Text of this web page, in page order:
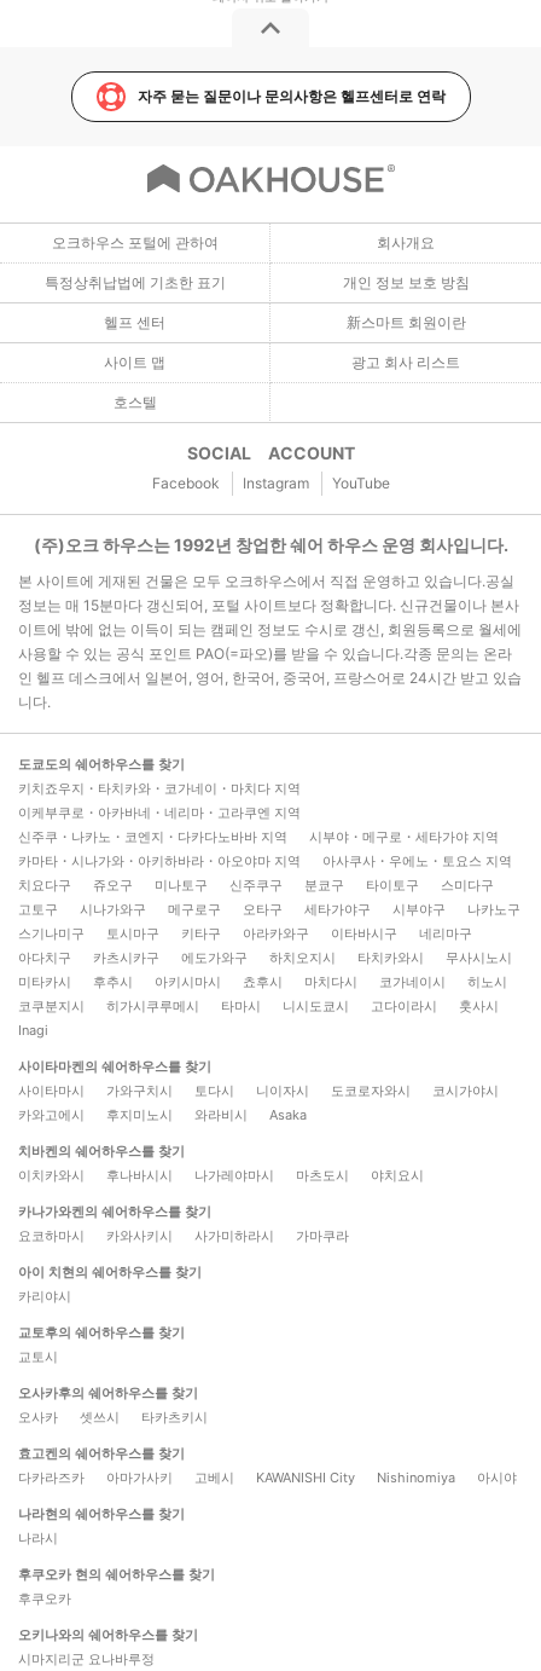
자주 묻는 질문이나 문의사항은 헬프센터로 연락
오크하우스 포털에 관하여 회사개요
특정상취납법에 기초한 표기 개인 정보 보호 방침
헬프 센터 新스마트 회원이란
사이트 맵 광고 회사 리스트
호스텔
SOCIAL ACCOUNT
Facebook Instagram YouTube
(주)오크 하우스는 1992년 창업한 쉐어 하우스 운영 회사입니다.
본 사이트에 게재된 건물은 모두 오크하우스에서 직접 운영하고 있습니다.공실
정보는 매 15분마다 갱신되어, 포털 사이트보다 정확합니다. 신규건물이나 본사
이트에 밖에 없는 이득이 되는 캠페인 정보도 수시로 갱신, 회원등록으로 월세에
사용할 수 있는 공식 포인트 PAO(=파오)를 받을 수 있습니다.각종 문의는 온라
인 헬프 데스크에서 일본어, 영어, 한국어, 중국어, 프랑스어로 24시간 받고 있습
니다.
도쿄도의 쉐어하우스를 찾기
키치죠우지・타치카와・코가네이・마치다 지역
이케부쿠로・아카바네・네리마・고라쿠엔 지역
신주쿠・나카노・코엔지・다카다노바바 지역
시부야・메구로・세타가야 지역
카마타・시나가와・아키하바라・아오야마 지역
아사쿠사・우에노・토요스 지역
치요다구
쥬오구 미나토구 신주쿠구 분쿄구 타이토구
스미다구
고토구
시나가와구 메구로구 오타구 세타가야구 시부야구
나카노구
스기나미구
토시마구 키타구 아라카와구 이타바시구
네리마구
아다치구
카츠시카구 에도가와구 하치오지시 타치카와시
무사시노시
미타카시
후추시 아키시마시 쵸후시 마치다시 코가네이시
히노시
코쿠분지시
히가시쿠루메시 타마시 니시도쿄시 고다이라시
훗사시
Inagi
사이타마켄의 쉐어하우스를 찾기
사이타마시
가와구치시 토다시 니이자시 도코로자와시
코시가야시
카와고에시
후지미노시 와라비시 Asaka
치바켄의 쉐어하우스를 찾기
이치카와시
후나바시시 나가레야마시 마츠도시 야치요시
카나가와켄의 쉐어하우스를 찾기
요코하마시
카와사키시 사가미하라시 가마쿠라
아이 치현의 쉐어하우스를 찾기
카리야시
교토후의 쉐어하우스를 찾기
교토시
오사카후의 쉐어하우스를 찾기
오사카
셋쓰시 타카츠키시
효고켄의 쉐어하우스를 찾기
다카라즈카
아마가사키 고베시 KAWANISHI City Nishinomiya 아시야
나라현의 쉐어하우스를 찾기
나라시
후쿠오카 현의 쉐어하우스를 찾기
후쿠오카
오키나와의 쉐어하우스를 찾기
시마지리군 요나바루정